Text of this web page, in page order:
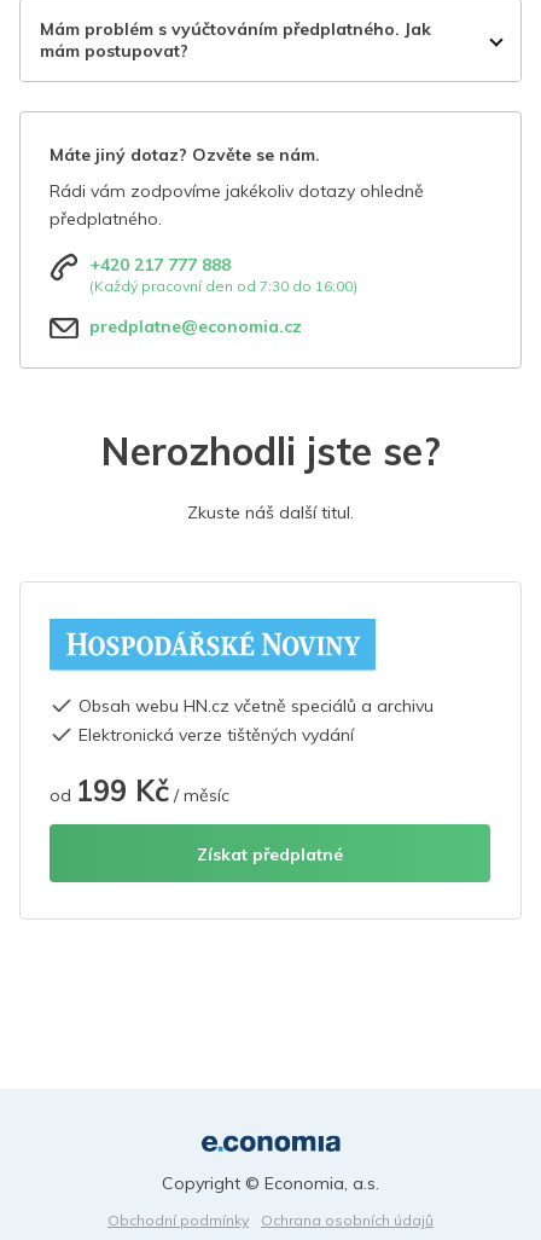
Mám problém s vyúčtováním předplatného. Jak
mám postupovat?
Máte jiný dotaz? Ozvěte se nám.
Rádi vám zodpovíme jakékoliv dotazy ohledně
předplatného.
+420 217 777 888
(Každý pracovní den od 7:30 do 16:00)
predplatne@economia.cz
Nerozhodli jste se?
Zkuste náš další titul.
Obsah webu HN.cz včetně speciálů a archivu
Elektronická verze tištěných vydání
od 199 Kč / měsíc
Získat předplatné
Obchodní podmínky
Ochrana osobních údajů
Copyright © Economia, a.s.